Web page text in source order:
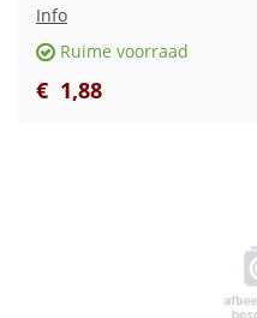
Info
Ruime voorraad
€ 1,88